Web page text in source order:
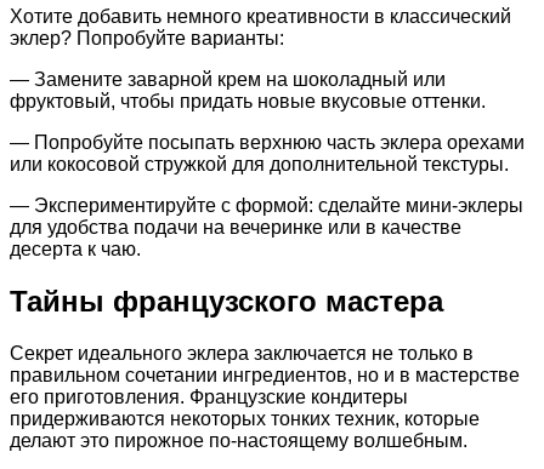
Хотите добавить немного креативности в классический
эклер? Попробуйте варианты:
— Замените заварной крем на шоколадный или
фруктовый, чтобы придать новые вкусовые оттенки.
— Попробуйте посыпать верхнюю часть эклера орехами
или кокосовой стружкой для дополнительной текстуры.
— Экспериментируйте с формой: сделайте мини-эклеры
для удобства подачи на вечеринке или в качестве
десерта к чаю.
Тайны французского мастера
Секрет идеального эклера заключается не только в
правильном сочетании ингредиентов, но и в мастерстве
его приготовления. Французские кондитеры
придерживаются некоторых тонких техник, которые
делают это пирожное по-настоящему волшебным.